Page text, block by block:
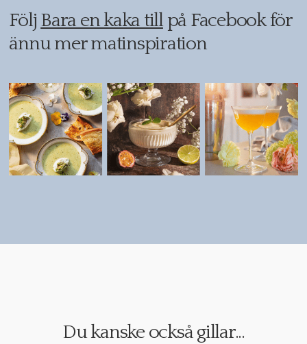
Följ Bara en kaka tillpå Facebook för
ännu mer matinspiration
Du kanske också gillar...